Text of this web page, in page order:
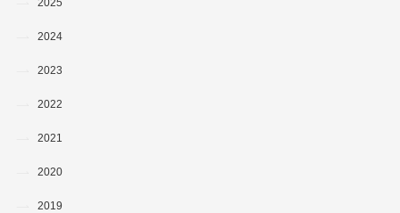
2025
2024
2023
2022
2021
2020
2019